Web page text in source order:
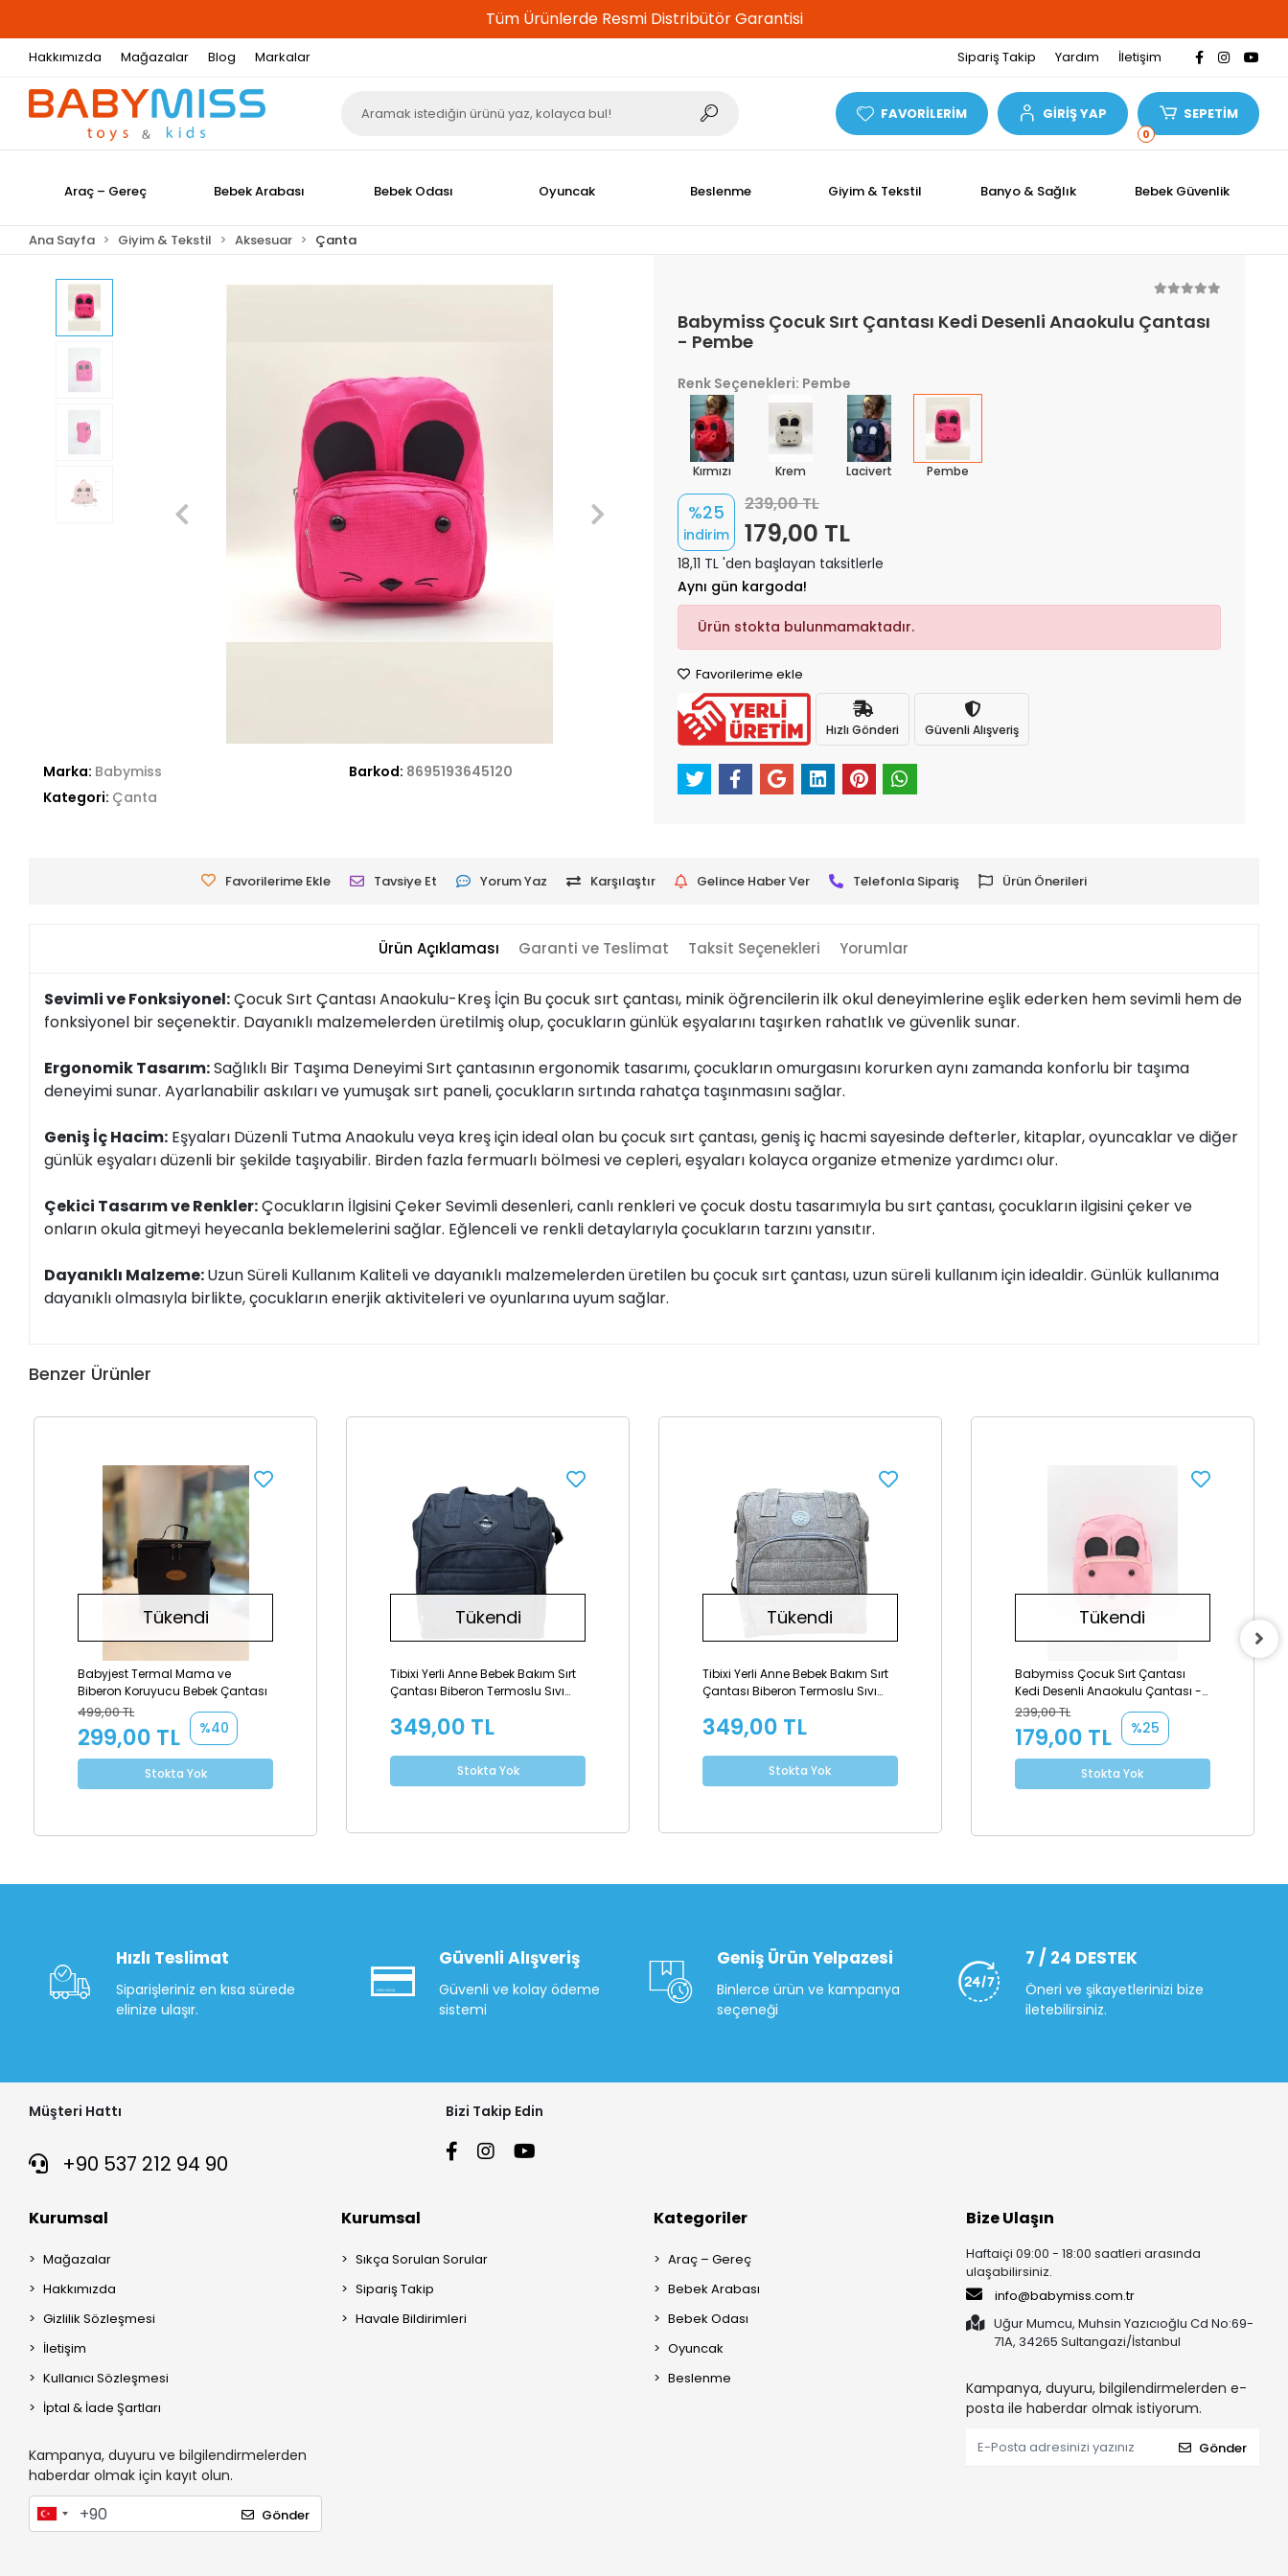
%100 Güvenli Alışveriş
Hakkımızda Mağazalar Blog Markalar Sipariş Takip Yardım İletişim
FAVORİLERİM GİRİŞ YAP
0
SEPETİM
Araç – Gereç Bebek Arabası Bebek Odası Oyuncak Beslenme Giyim & Tekstil Banyo & Sağlık Bebek Güvenlik
Ana Sayfa Giyim & Tekstil Aksesuar Çanta
Marka: Babymiss Barkod: 8695193645120
Kategori: Çanta
Babymiss Çocuk Sırt Çantası Kedi Desenli Anaokulu Çantası
- Pembe
Renk Seçenekleri: Pembe
Kırmızı Krem Lacivert Pembe
%25
indirim
239,00 TL
179,00 TL
18,11 TL 'den başlayan taksitlerle
Aynı gün kargoda!
Ürün stokta bulunmamaktadır.
Favorilerime ekle
Hızlı Gönderi Güvenli Alışveriş
Favorilerime Ekle Tavsiye Et Yorum Yaz Karşılaştır Gelince Haber Ver Telefonla Sipariş Ürün Önerileri
Ürün Açıklaması Garanti ve Teslimat Taksit Seçenekleri Yorumlar
Sevimli ve Fonksiyonel:Çocuk Sırt Çantası Anaokulu-Kreş İçin Bu çocuk sırt çantası, minik öğrencilerin ilk okul deneyimlerine eşlik ederken hem sevimli hem de
fonksiyonel bir seçenektir. Dayanıklı malzemelerden üretilmiş olup, çocukların günlük eşyalarını taşırken rahatlık ve güvenlik sunar.
Ergonomik Tasarım:Sağlıklı Bir Taşıma Deneyimi Sırt çantasının ergonomik tasarımı, çocukların omurgasını korurken aynı zamanda konforlu bir taşıma
deneyimi sunar. Ayarlanabilir askıları ve yumuşak sırt paneli, çocukların sırtında rahatça taşınmasını sağlar.
Geniş İç Hacim: Eşyaları Düzenli Tutma Anaokulu veya kreş için ideal olan bu çocuk sırt çantası, geniş iç hacmi sayesinde defterler, kitaplar, oyuncaklar ve diğer
günlük eşyaları düzenli bir şekilde taşıyabilir. Birden fazla fermuarlı bölmesi ve cepleri, eşyaları kolayca organize etmenize yardımcı olur.
Çekici Tasarım ve Renkler:Çocukların İlgisini Çeker Sevimli desenleri, canlı renkleri ve çocuk dostu tasarımıyla bu sırt çantası, çocukların ilgisini çeker ve
onların okula gitmeyi heyecanla beklemelerini sağlar. Eğlenceli ve renkli detaylarıyla çocukların tarzını yansıtır.
Dayanıklı Malzeme:Uzun Süreli Kullanım Kaliteli ve dayanıklı malzemelerden üretilen bu çocuk sırt çantası, uzun süreli kullanım için idealdir. Günlük kullanıma
dayanıklı olmasıyla birlikte, çocukların enerjik aktiviteleri ve oyunlarına uyum sağlar.
Benzer Ürünler
Tükendi
Babyjest Termal Mama ve
Biberon Koruyucu Bebek Çantası
499,00 TL
299,00 TL %40
Stokta Yok
Tükendi
Tibixi Yerli Anne Bebek Bakım Sırt
Çantası Biberon Termoslu Sıvı
349,00 TL
Stokta Yok
Tükendi
Tibixi Yerli Anne Bebek Bakım Sırt
Çantası Biberon Termoslu Sıvı
349,00 TL
Stokta Yok
Tükendi
Babymiss Çocuk Sırt Çantası
Kedi Desenli Anaokulu Çantası -
Pudra
239,00 TL
179,00 TL %25
Stokta Yok
Hızlı Teslimat
Siparişleriniz en kısa sürede
elinize ulaşır.
Güvenli Alışveriş
Güvenli ve kolay ödeme
sistemi
Geniş Ürün Yelpazesi
Binlerce ürün ve kampanya
seçeneği
7 / 24 DESTEK
Öneri ve şikayetlerinizi bize
iletebilirsiniz.
Müşteri Hattı
+90 537 212 94 90
Bizi Takip Edin
Kurumsal
Mağazalar
Hakkımızda
Gizlilik Sözleşmesi
İletişim
Kullanıcı Sözleşmesi
İptal & İade Şartları
Kampanya, duyuru ve bilgilendirmelerden
haberdar olmak için kayıt olun.
Gönder
Kurumsal
Sıkça Sorulan Sorular
Sipariş Takip
Havale Bildirimleri
Kategoriler
Araç – Gereç
Bebek Arabası
Bebek Odası
Oyuncak
Beslenme
Bize Ulaşın
Haftaiçi 09:00 - 18:00 saatleri arasında
ulaşabilirsiniz.
info@babymiss.com.tr
Uğur Mumcu, Muhsin Yazıcıoğlu Cd No:69-
71A, 34265 Sultangazi/İstanbul
Kampanya, duyuru, bilgilendirmelerden e-
posta ile haberdar olmak istiyorum.
Gönder